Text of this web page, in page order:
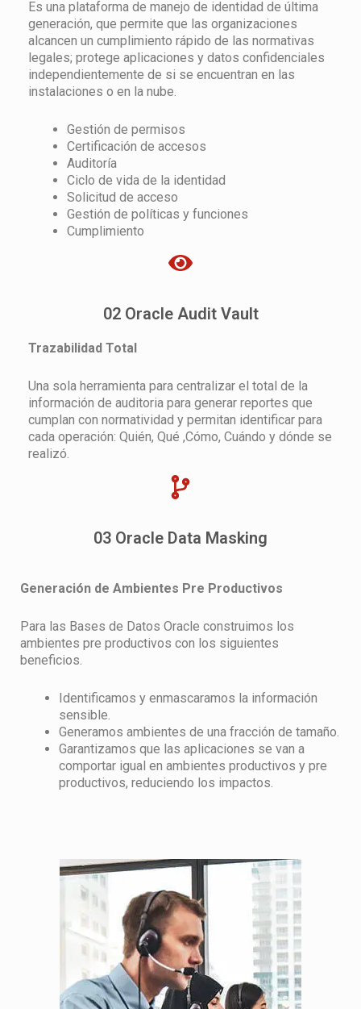
Es una plataforma de manejo de identidad de última
generación, que permite que las organizaciones
alcancen un cumplimiento rápido de las normativas
legales; protege aplicaciones y datos confidenciales
independientemente de si se encuentran en las
instalaciones o en la nube.
Gestión de permisos
Certificación de accesos
Auditoría
Ciclo de vida de la identidad
Solicitud de acceso
Gestión de políticas y funciones
Cumplimiento
02 Oracle Audit Vault
Trazabilidad Total
Una sola herramienta para centralizar el total de la
información de auditoria para generar reportes que
cumplan con normatividad y permitan identificar para
cada operación: Quién, Qué ,Cómo, Cuándo y dónde se
realizó.
03 Oracle Data Masking
Generación de Ambientes Pre Productivos
Para las Bases de Datos Oracle construimos los
ambientes pre productivos con los siguientes
beneficios.
Identificamos y enmascaramos la información
sensible.
Generamos ambientes de una fracción de tamaño.
Garantizamos que las aplicaciones se van a
comportar igual en ambientes productivos y pre
productivos, reduciendo los impactos.